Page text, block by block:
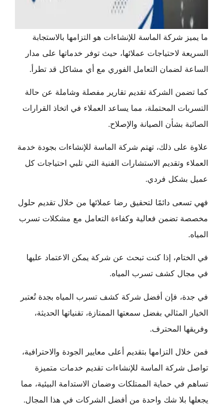
ما يميز شركة الماسة للإنشاءات هو التزامها بالاستجابة
السريعة لاحتياجات عملائها، حيث توفر خدماتها على مدار
الساعة لضمان التعامل الفوري مع أي مشاكل قد تطرأ.
كما تضمن الشركة تقديم تقارير مفصلة وشاملة عن حالة
التسربات المحتملة، مما يساعد العملاء في اتخاذ القرارات
الصائبة بشأن الصيانة والإصلاح.
علاوة على ذلك، تهتم شركة الماسة للإنشاءات بجودة خدمة
العملاء وتقديم الاستشارات الفنية التي تلبي احتياجات كل
عميل بشكل فردي.
فهي تسعى دائمًا لتحقيق رضا عملائها من خلال تقديم حلول
مخصصة تضمن فعالية وكفاءة التعامل مع مشكلات تسرب
المياه.
في الختام، إذا كنت تبحث عن شركة يمكن الاعتماد عليها
في مجال كشف تسرب المياه.
في جدة، فإن أفضل شركة كشف تسرب المياه بجدة تُعتبر
الخيار المثالي بفضل سمعتها الممتازة، تقنياتها الحديثة،
وفريقها المحترف.
فمن خلال التزامها بتقديم أعلى معايير الجودة والاحترافية،
تواصل شركة الماسة للإنشاءات تقديم خدمات متميزة
تساهم في حماية الممتلكات وضمان الاستدامة البيئية، مما
يجعلها بلا شك واحدة من أفضل الشركات في هذا المجال.